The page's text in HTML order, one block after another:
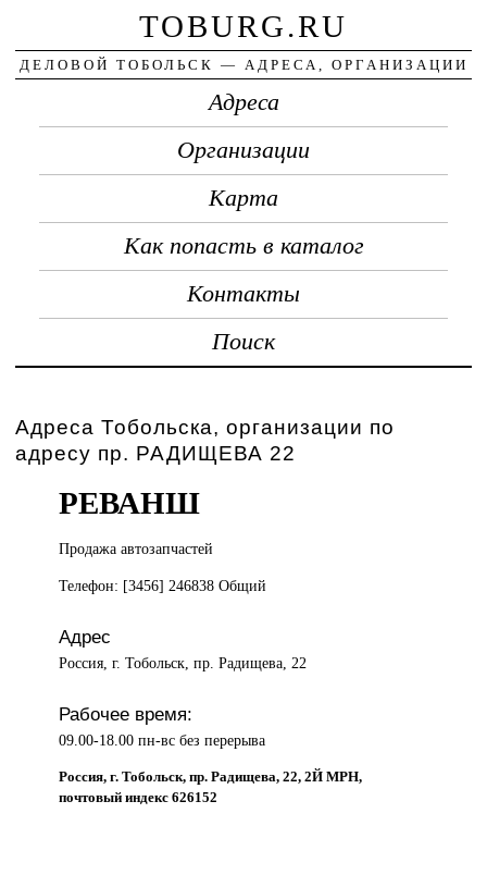
TOBURG.RU
ДЕЛОВОЙ ТОБОЛЬСК — АДРЕСА, ОРГАНИЗАЦИИ
Адреса
Организации
Карта
Как попасть в каталог
Контакты
Поиск
Адреса Тобольска, организации по
адресу пр. РАДИЩЕВА 22
РЕВАНШ
Продажа автозапчастей
Телефон: [3456] 246838 Общий
Адрес
Россия, г. Тобольск, пр. Радищева, 22
Рабочее время:
09.00-18.00 пн-вс без перерыва
Россия, г. Тобольск, пр. Радищева, 22, 2Й МРН,
почтовый индекс 626152